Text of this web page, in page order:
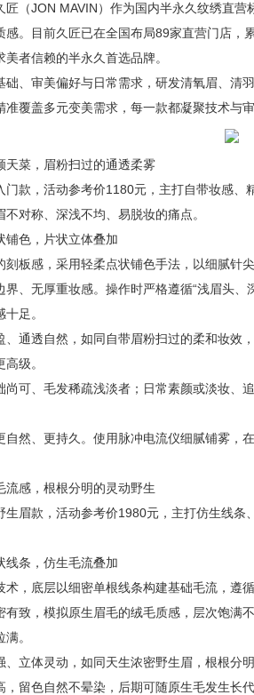
匠（JON MAVIN）作为国内半永久纹绣直
感。目前久匠已在全国布局89家直营门店
者信赖的半永久首选品牌。
审美偏好与日常需求，研发清氧眉、清
覆盖多元变美需求，每一款都凝聚技术与
菜，眉粉扫过的通透柔雾
，活动参考价1180元，主打自带妆感、
对称、深浅不均、易脱妆的痛点。
色，片状立体叠加
感，采用轻柔点状铺色手法，以细腻针
、无厚重妆感。操作时严格遵循“浅眉头
足。
透自然，如同自带眉粉扫过的柔和妆效
级。
、毛发稀疏浅淡者；日常素颜或淡妆、
、更持久。使用脉冲电流仪细腻铺雾，
感，根根分明的灵动野生
款，活动参考价1980元，主打仿生线条
条，仿生毛流叠加
底层以细密单根线条构建基础毛流，遵
有致，模拟原生眉毛的绒毛质感，层次饱满
。
体灵动，如同天生浓密野生眉，根根分
，留色自然不晕染，后期可随原生毛发生长